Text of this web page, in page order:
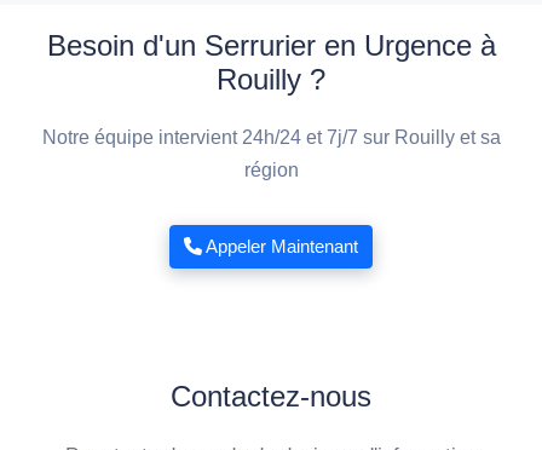
Besoin d'un Serrurier en Urgence à
Rouilly ?
Notre équipe intervient 24h/24 et 7j/7 sur Rouilly et sa
région
Appeler Maintenant
Contactez-nous